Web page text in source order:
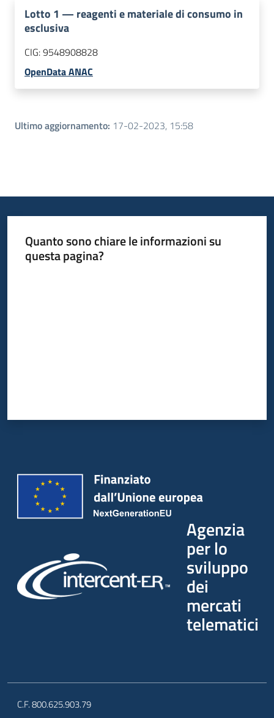
Lotto 1 — reagenti e materiale di consumo in
esclusiva
CIG:9548908828
OpenData ANAC
Ultimo aggiornamento: 17-02-2023, 15:58
Quanto sono chiare le informazioni su
questa pagina?
Agenzia
per lo
sviluppo
dei
mercati
telematici
C.F. 800.625.903.79